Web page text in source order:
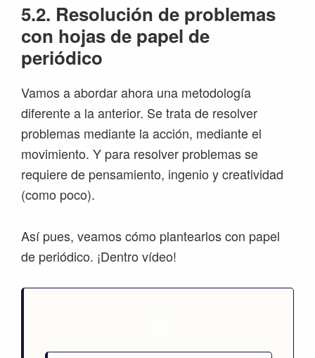
5.2. Resolución de problemas
con hojas de papel de
periódico
Vamos a abordar ahora una metodología
diferente a la anterior. Se trata de resolver
problemas mediante la acción, mediante el
movimiento. Y para resolver problemas se
requiere de pensamiento, ingenio y creatividad
(como poco).
Así pues, veamos cómo plantearlos con papel
de periódico. ¡Dentro vídeo!